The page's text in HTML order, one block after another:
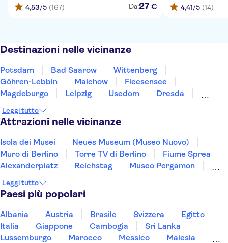
4,53/5 (167) Da:27 € 4,41/5 (14)
Destinazioni nelle vicinanze
Potsdam Bad Saarow
Wittenberg
Göhren-Lebbin
Malchow
Fleesensee
Magdeburgo
Leipzig Usedom
Dresda
Chemnitz
Leggi tutto
Attrazioni nelle vicinanze
Isola dei Musei
Neues Museum (Museo Nuovo)
Muro di Berlino
Torre TV di Berlino
Fiume Sprea
Alexanderplatz
Reichstag
Museo Pergamon
Porto di Amburgo
Checkpoint Charlie a Berlino
Memoriale di Sachsenhausen
Elbphilharmonie
Leggi tutto
Paesi più popolari
Albania Austria Brasile Svizzera
Egitto
Italia
Giappone Cambogia
Sri Lanka
Lussemburgo
Marocco Messico
Malesia